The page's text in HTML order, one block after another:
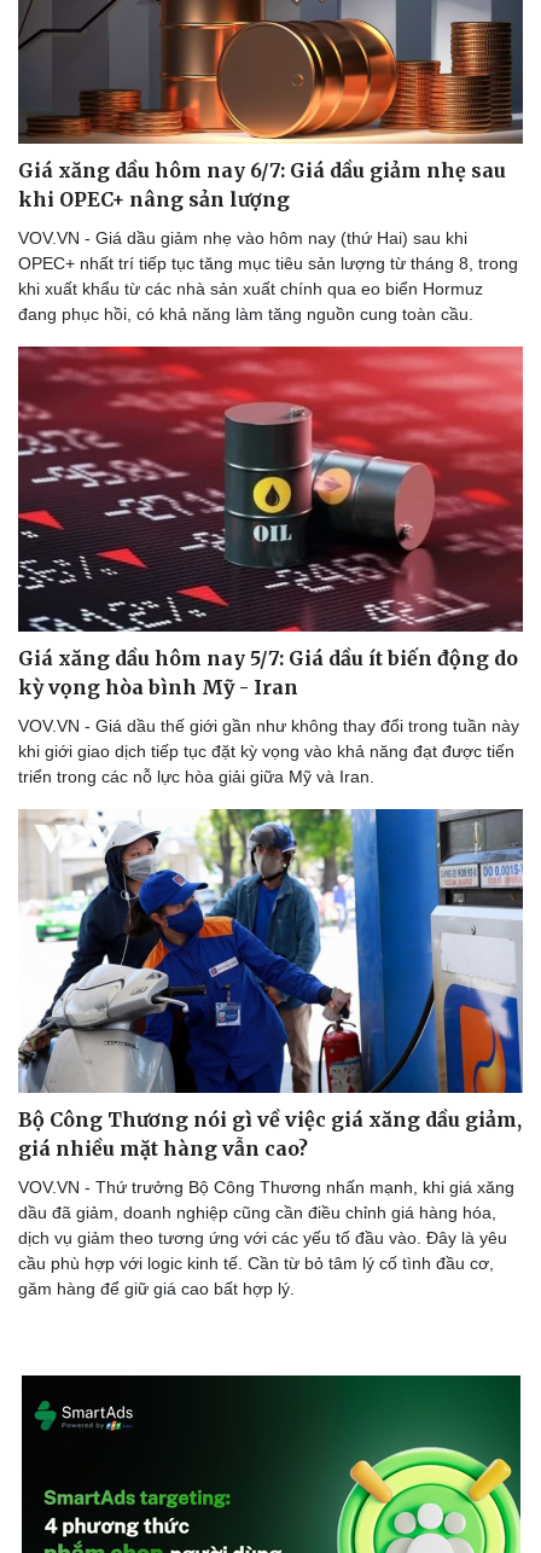
Doanh nghiệp
Thông tin doanh nghiệp
Doanh nghiệp 24h
Doanh nhân
Công nghệ
Sành điệu
Tin Công nghệ
Giá xăng dầu hôm nay 6/7: Giá dầu giảm nhẹ sau
khi OPEC+ nâng sản lượng
VOV.VN - Giá dầu giảm nhẹ vào hôm nay (thứ Hai) sau khi
OPEC+ nhất trí tiếp tục tăng mục tiêu sản lượng từ tháng 8, trong
khi xuất khẩu từ các nhà sản xuất chính qua eo biển Hormuz
đang phục hồi, có khả năng làm tăng nguồn cung toàn cầu.
Giá xăng dầu hôm nay 5/7: Giá dầu ít biến động do
kỳ vọng hòa bình Mỹ - Iran
VOV.VN - Giá dầu thế giới gần như không thay đổi trong tuần này
khi giới giao dịch tiếp tục đặt kỳ vọng vào khả năng đạt được tiến
triển trong các nỗ lực hòa giải giữa Mỹ và Iran.
Bộ Công Thương nói gì về việc giá xăng dầu giảm,
giá nhiều mặt hàng vẫn cao?
VOV.VN - Thứ trưởng Bộ Công Thương nhấn mạnh, khi giá xăng
dầu đã giảm, doanh nghiệp cũng cần điều chỉnh giá hàng hóa,
dịch vụ giảm theo tương ứng với các yếu tố đầu vào. Đây là yêu
cầu phù hợp với logic kinh tế. Cần từ bỏ tâm lý cố tình đầu cơ,
găm hàng để giữ giá cao bất hợp lý.